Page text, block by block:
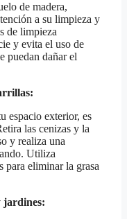
de madera,
a su limpieza y
de limpieza
y evita el uso de
puedan dañar el
espacio exterior, es
las cenizas y la
y realiza una
Utiliza
para eliminar la grasa
jardines: